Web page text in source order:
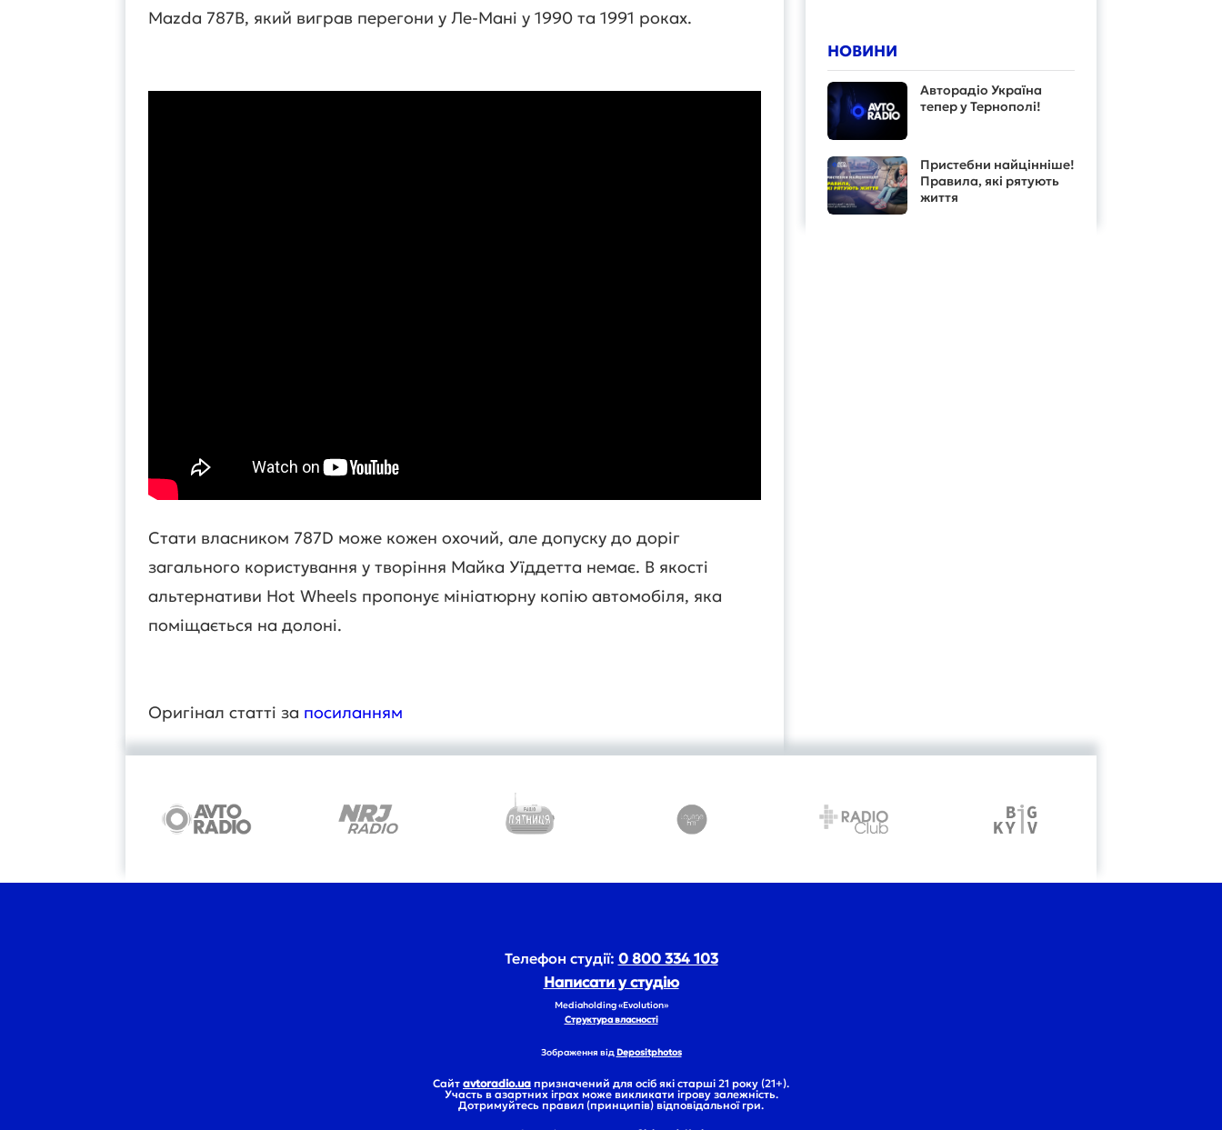
Mazda 787В, який виграв перегони у Ле-Мані у 1990 та 1991 роках.
Стати власником 787D може кожен охочий, але допуску до доріг
загального користування у творіння Майка Уїддетта немає. В якості
альтернативи Hot Wheels пропонує мініатюрну копію автомобіля, яка
поміщається на долоні.
Оригінал статті за посиланням
НОВИНИ
Авторадіо Україна
тепер у Тернополі!
Пристебни найцінніше!
Правила, які рятують
життя
Телефон студії: 0 800 334 103
Написати у студію
Mediaholding «Evolution»
Структура власності
Зображення відDepositphotos
Сайт avtoradio.ua призначений для осіб які старші 21 року (21+).
Участь в азартних іграх може викликати ігрову залежність.
Дотримуйтесь правил (принципів) відповідальної гри.